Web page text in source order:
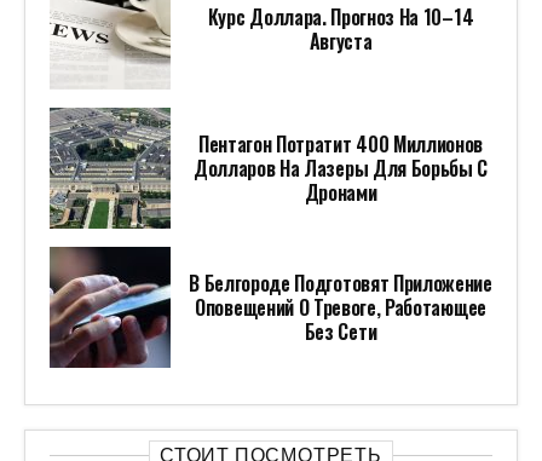
Курс Доллара. Прогноз На 10–14
Августа
Пентагон Потратит 400 Миллионов
Долларов На Лазеры Для Борьбы С
Дронами
В Белгороде Подготовят Приложение
Оповещений О Тревоге, Работающее
Без Сети
СТОИТ ПОСМОТРЕТЬ